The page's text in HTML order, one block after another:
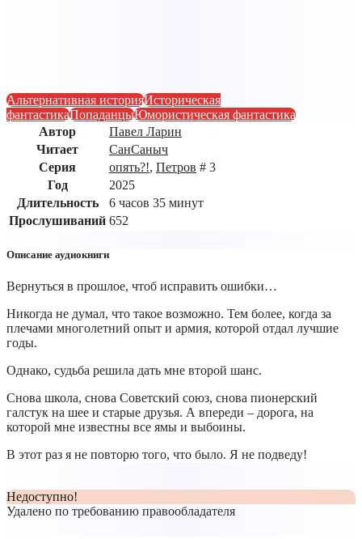
Альтернативная историяИсторическая
фантастикаПопаданцыЮмористическая фантастика
Автор
Павел Ларин
Читает
СанСаныч
Серия
опять?!, Петров # 3
Год
2025
Длительность
6 часов 35 минут
Прослушиваний 652
Описание аудиокниги
Вернуться в прошлое, чтоб исправить ошибки…
Никогда не думал, что такое возможно. Тем более, когда за
плечами многолетний опыт и армия, которой отдал лучшие
годы.
Однако, судьба решила дать мне второй шанс.
Снова школа, снова Советский союз, снова пионерский
галстук на шее и старые друзья. А впереди – дорога, на
которой мне известны все ямы и выбоины.
В этот раз я не повторю того, что было. Я не подведу!
Недоступно!
Удалено по требованию правообладателя